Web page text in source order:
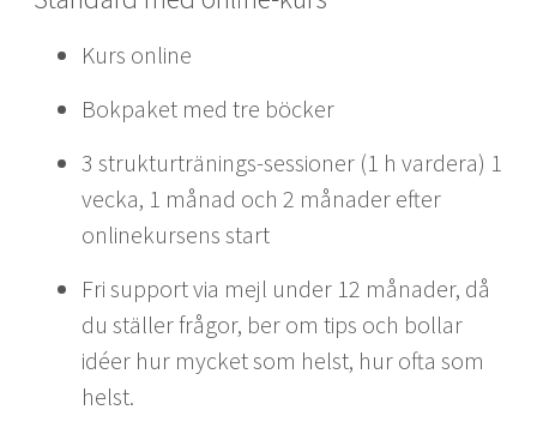
Kurs online
Bokpaket med tre böcker
3 strukturtränings-sessioner (1 h vardera) 1
vecka, 1 månad och 2 månader efter
onlinekursens start
Fri support via mejl under 12 månader, då
du ställer frågor, ber om tips och bollar
idéer hur mycket som helst, hur ofta som
helst.